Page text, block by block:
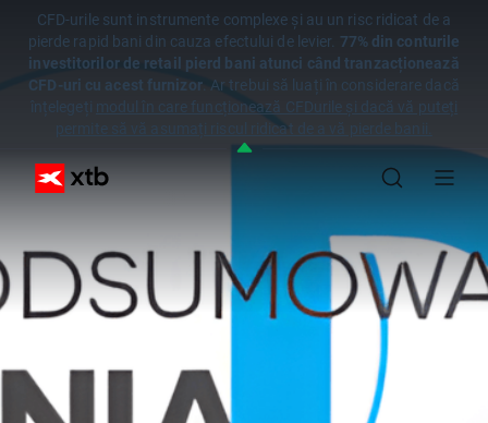
CFD-urile sunt instrumente complexe și au un risc ridicat de a
pierde rapid bani din cauza efectului de levier. 77% din conturile
investitorilor de retail pierd bani atunci când tranzacționează
CFD-uri cu acest furnizor. Ar trebui să luați în considerare dacă
înțelegeți modul în care funcționează CFDurile și dacă vă puteți
permite să vă asumați riscul ridicat de a vă pierde banii.